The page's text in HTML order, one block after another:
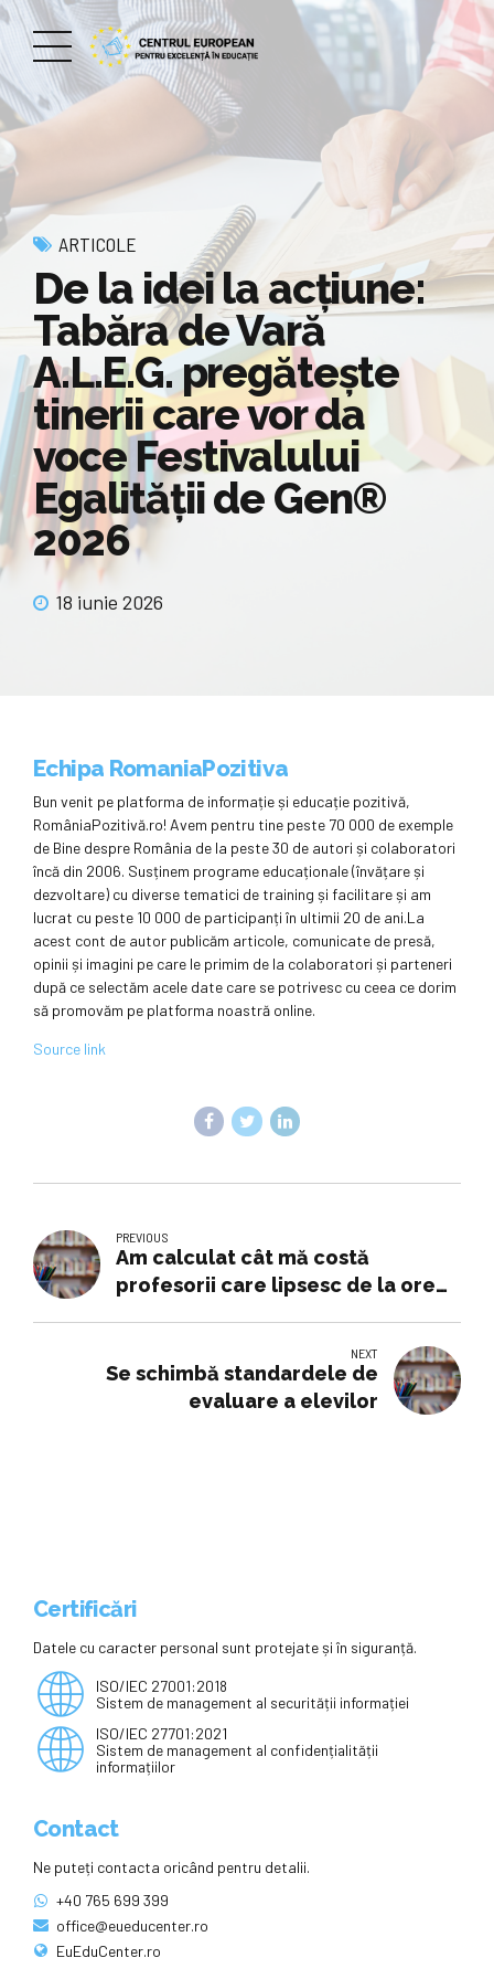
ARTICOLE
De la idei la acțiune:
Tabăra de Vară
A.L.E.G. pregătește
tinerii care vor da
voce Festivalului
Egalității de Gen®
2026
18 iunie 2026
Echipa RomaniaPozitiva
Bun venit pe platforma de informație și educație pozitivă,
RomâniaPozitivă.ro! Avem pentru tine peste 70 000 de exemple
de Bine despre România de la peste 30 de autori și colaboratori
încă din 2006. Susținem programe educaționale (învățare și
dezvoltare) cu diverse tematici de training și facilitare și am
lucrat cu peste 10 000 de participanți în ultimii 20 de ani.La
acest cont de autor publicăm articole, comunicate de presă,
opinii și imagini pe care le primim de la colaboratori și parteneri
după ce selectăm acele date care se potrivesc cu ceea ce dorim
să promovăm pe platforma noastră online.
Source link
PREVIOUS
Am calculat cât mă costă
profesorii care lipsesc de la ore
lor
NEXT
Se schimbă standardele de
evaluare a elevilor
Certificări
Datele cu caracter personal sunt protejate și în siguranță.
ISO/IEC 27001:2018
Sistem de management al securității informației
ISO/IEC 27701:2021
Sistem de management al confidențialității
informațiilor
Contact
Ne puteți contacta oricând pentru detalii.
+40 765 699 399
office@eueducenter.ro
EuEduCenter.ro